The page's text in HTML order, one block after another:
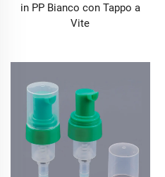
in PP Bianco con Tappo a
Vite